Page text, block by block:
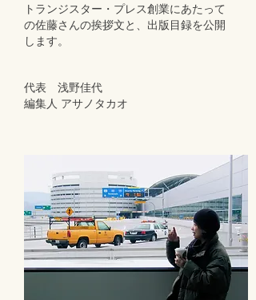
トランジスター・プレス創業にあたって
の佐藤さんの挨拶文と、出版目録を公開
します。
代表 浅野佳代
編集人 アサノタカオ